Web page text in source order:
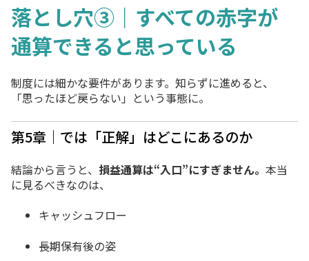
落とし穴③｜すべての赤字が
通算できると思っている
制度には細かな要件があります。知らずに進めると、
「思ったほど戻らない」という事態に。
第5章｜では「正解」はどこにあるのか
結論から言うと、 損益通算は“入口”にすぎません。 本当
に見るべきなのは、
キャッシュフロー
長期保有後の姿